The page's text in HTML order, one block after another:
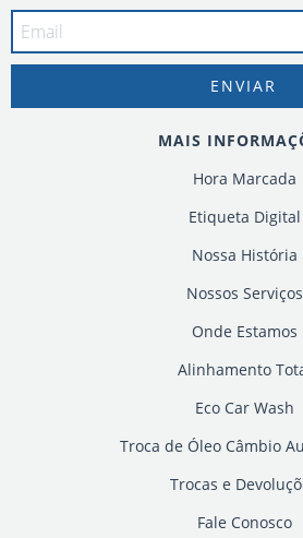
MAIS
Hora Marcada
Etiqueta Digital
Nossa História
Nossos Serviços
Onde Estamos
Alinhamento
Eco Car Wash
Troca de Óleo Câmbio
Trocas e
Fale Conosco